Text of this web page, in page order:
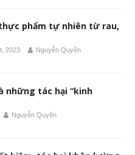
phẩm tự nhiên từ rau,
2023 Nguyễn Quyên
những tác hại “kinh
Nguyễn Quyên